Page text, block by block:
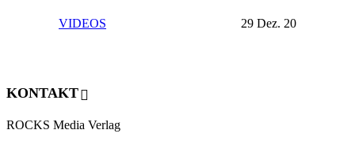
VIDEOS 29 Dez. 20
KONTAKT
ROCKS Media Verlag